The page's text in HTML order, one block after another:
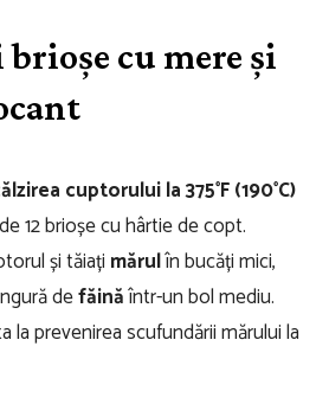
brioșe cu mere și
cuptorului la 375°F (190°C)
12 brioșe cu hârtie de copt.
și tăiați mărulîn bucăți mici,
defăinăîntr-un bol mediu.
la prevenirea scufundării mărului la